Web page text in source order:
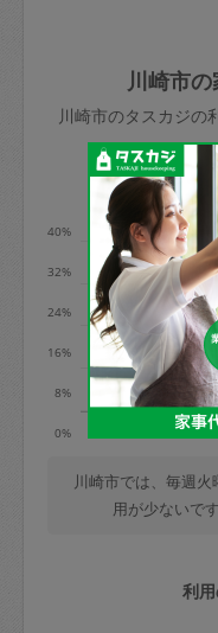
依頼者不在
金額の
※例：依頼
合、水曜日
発生
水曜日9時〜
50%
金曜日9時～
100%
土曜日8時
＋交通費全
依頼者不在
金額の100%
定期契約を
期は月2回
きた場合は
ご注意くだ
玉、など
あわせてこ
利用します
はあります
川崎市
川崎市のタスカジの
利
0%
8%
16%
24%
32%
40%
火
川崎市では、毎週
用が少ないで
利